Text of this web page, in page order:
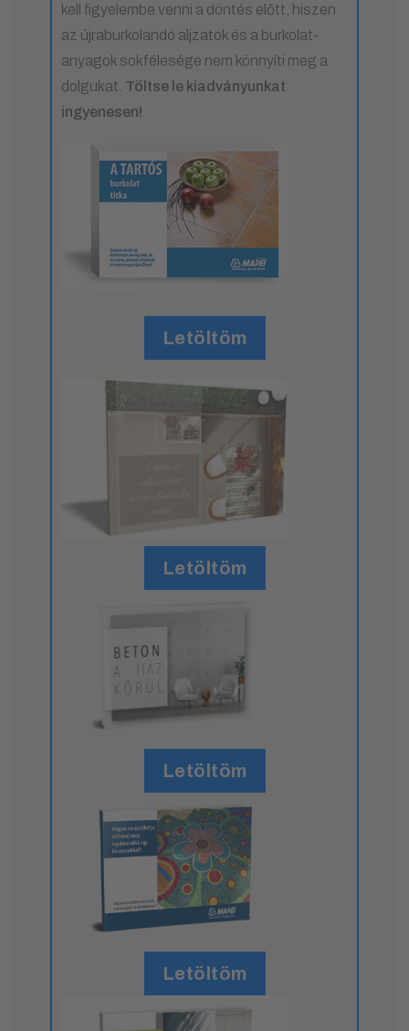
kell figyelembe venni a döntés előtt, hiszen
az újraburkolandó aljzatok és a burkolat-
anyagok sokfélesége nem könnyíti meg a
dolgukat. Töltse le kiadványunkat
ingyenesen!
Letöltöm
Letöltöm
Letöltöm
Letöltöm